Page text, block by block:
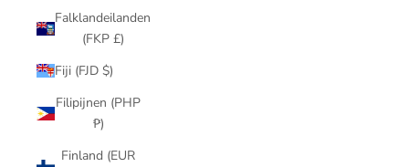
Falklandeilanden
(FKP £)
Fiji (FJD $)
Filipijnen (PHP
₱)
Finland (EUR